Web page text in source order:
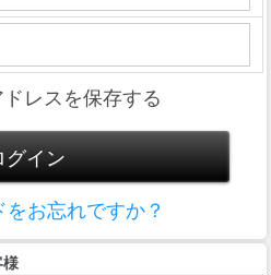
レスを保存する
お忘れですか？